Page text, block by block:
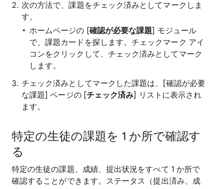
次の方法で、課題をチェック済みとしてマークしま
す。
ホームページの [確認が必要な課題] モジュール
で、課題カードを探します。チェックマーク アイ
コンをクリックして、チェック済みとしてマーク
します。
チェック済みとしてマークした課題は、[確認が必要
な課題] ページの [チェック済み] リストに表示され
ます。
特定の生徒の課題を 1 か所で確認す
る
特定の生徒の課題、成績、提出状況をすべて 1 か所で
確認することができます。ステータス（提出済み、成